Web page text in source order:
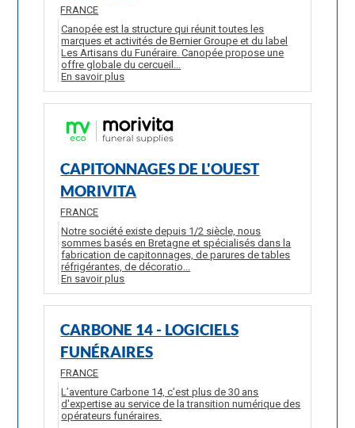
FRANCE
Canopée est la structure qui réunit toutes les
marques et activités de Bernier Groupe et du label
Les Artisans du Funéraire. Canopée propose une
offre globale du cercueil...
En savoir plus
CAPITONNAGES DE L'OUEST
MORIVITA
FRANCE
Notre société existe depuis 1/2 siècle, nous
sommes basés en Bretagne et spécialisés dans la
fabrication de capitonnages, de parures de tables
réfrigérantes, de décoratio...
En savoir plus
CARBONE 14 - LOGICIELS
FUNÉRAIRES
FRANCE
L’aventure Carbone 14, c’est plus de 30 ans
d'expertise au service de la transition numérique des
opérateurs funéraires.